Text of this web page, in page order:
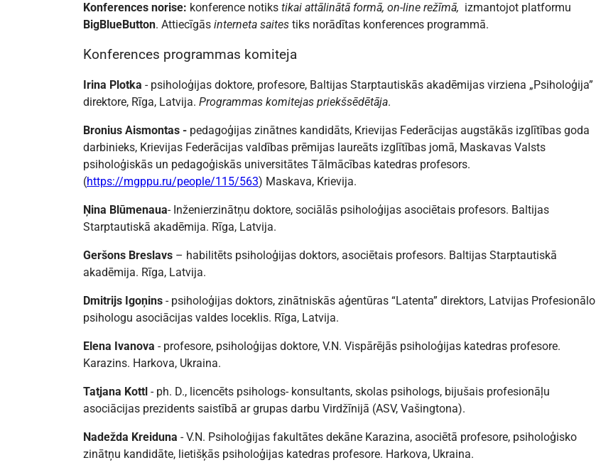
Konferences norise: konference notiks tikai attālinātā formā, on-line režīmā, izmantojot platformu
BigBlueButton. Attiecīgās interneta saites tiks norādītas konferences programmā.
Konferences programmas komiteja
Irina Plotka - psiholoģijas doktore, profesore, Baltijas Starptautiskās akadēmijas virziena „Psiholoģija”
direktore, Rīga, Latvija. Programmas komitejas priekšsēdētāja.
Bronius Aismontas - pedagoģijas zinātnes kandidāts, Krievijas Federācijas augstākās izglītības goda
darbinieks, Krievijas Federācijas valdības prēmijas laureāts izglītības jomā, Maskavas Valsts
psiholoģiskās un pedagoģiskās universitātes Tālmācības katedras profesors.
(https://mgppu.ru/people/115/563) Maskava, Krievija.
Ņina Blūmenaua- Inženierzinātņu doktore, sociālās psiholoģijas asociētais profesors. Baltijas
Starptautiskā akadēmija. Rīga, Latvija.
Geršons Breslavs – habilitēts psiholoģijas doktors, asociētais profesors. Baltijas Starptautiskā
akadēmija. Rīga, Latvija.
Dmitrijs Igoņins - psiholoģijas doktors, zinātniskās aģentūras “Latenta” direktors, Latvijas Profesionālo
psihologu asociācijas valdes loceklis. Rīga, Latvija.
Elena Ivanova - profesore, psiholoģijas doktore, V.N. Vispārējās psiholoģijas katedras profesore.
Karazins. Harkova, Ukraina.
Tatjana Kottl - ph. D., licencēts psihologs- konsultants, skolas psihologs, bijušais profesionāļu
asociācijas prezidents saistībā ar grupas darbu Virdžīnijā (ASV, Vašingtona).
Nadežda Kreiduna - V.N. Psiholoģijas fakultātes dekāne Karazina, asociētā profesore, psiholoģisko
zinātņu kandidāte, lietišķās psiholoģijas katedras profesore. Harkova, Ukraina.